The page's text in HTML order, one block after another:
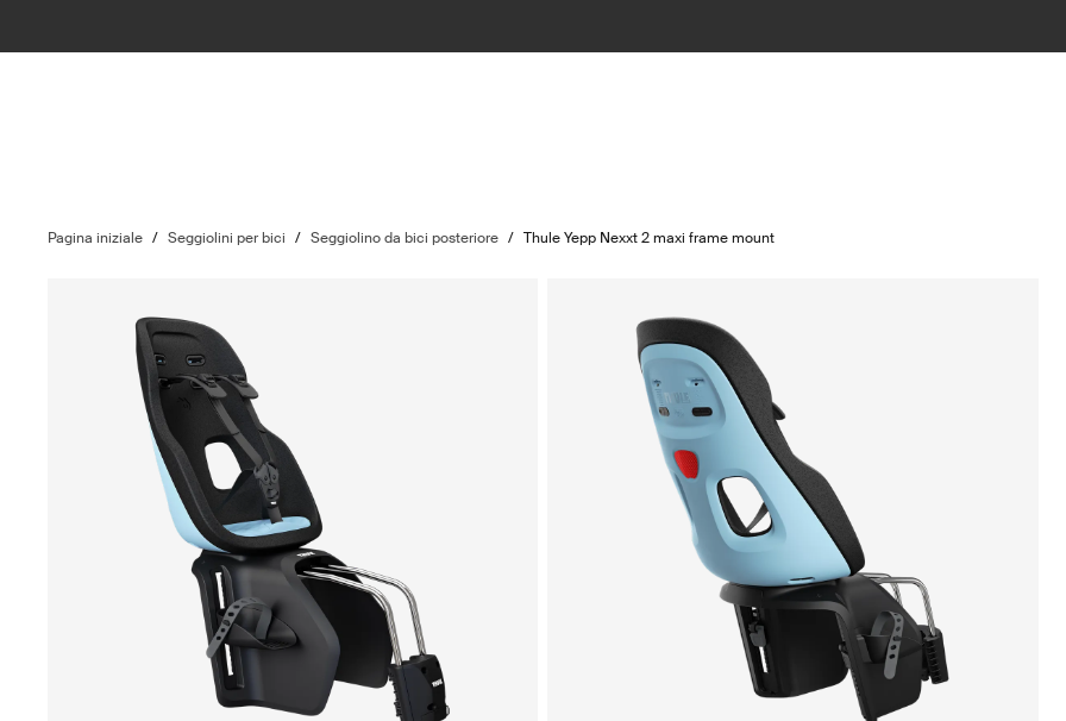
Pagina iniziale / Seggiolini per bici / Seggiolino da bici posteriore / Thule Yepp Nexxt 2 maxi frame mount